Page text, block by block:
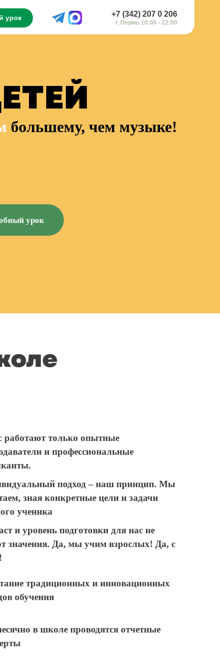
урок +7 (342) 207 0 206
г. Пермь 10:00 - 22:00
большему, чем музыке!
урок
работают только опытные
и профессиональные
подход – наш принцип. Мы
зная конкретные цели и задачи
ученика
и уровень подготовки для нас не
значения. Да, мы учим взрослых! Да, с
традиционных и инновационных
обучения
в школе проводятся отчетные